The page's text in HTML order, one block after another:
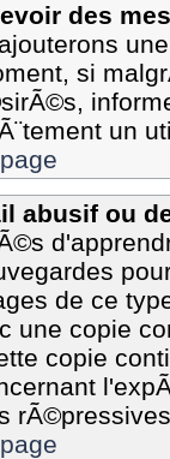
des
si
un
abusif ou
de ce
une copie
copie